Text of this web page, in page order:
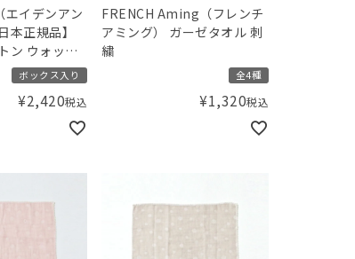
イデンアン
本正規品】
ン ウォッシ
ット ディズ
ーリー toy
classic
ボックス入り
¥2,420税込
FRENCH Aming（フレンチ
アミング） ガーゼタオル 刺
繍
全4種
¥1,320税込